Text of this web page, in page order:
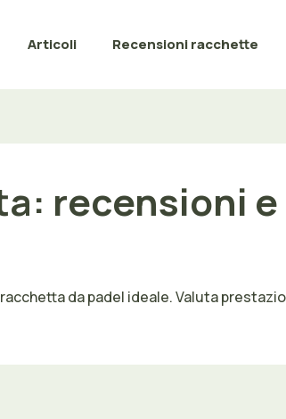
Articoli Recensioni racchette
recensioni
da padel ideale. Valuta